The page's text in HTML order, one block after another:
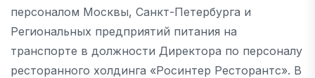
персоналом Москвы, Санкт-Петербурга и
Региональных предприятий питания на
транспорте в должности Директора по персоналу
ресторанного холдинга «Росинтер Ресторантс». В